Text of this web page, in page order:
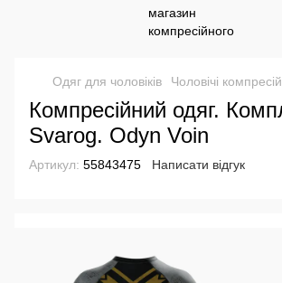
Одяг для чоловіків Чоловічі
Компресійний одяг.
Svarog. Odyn Voin
Артикул: 55843475 Написати відгук